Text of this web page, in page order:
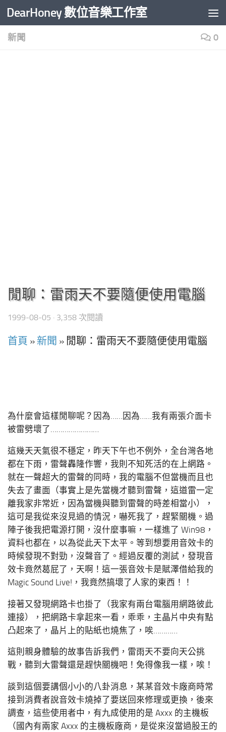
Skip to content
DearHoney 數位音樂工作室
新聞 0
閒聊：雷雨天不要隨便使用電腦
1999-08-05 · 3,358 次閱讀
首頁 » 新聞 » 閒聊：雷雨天不要隨便使用電腦
為什麼會這樣閒聊呢？因為……因為……我有兩張介面卡
被雷劈壞了……………………
這幾天天氣很不穩定，昨天下午也不例外，全台灣各地
都在下雨，雷聲轟隆作響，我則不知死活的在上網路。
就在一聲超大的雷聲的同時，我的電腦不但當機而且也
失去了畫面（事實上是先當機才聽到雷聲，這道雷一定
離我家非常近，因為當機與聽到雷聲的時差相當小），
這可是我從來沒見過的情況，嚇死我了，趕緊關機。過
陣子後我把電源打開，沒什麼事嘛，一樣進了 Win98，
資料也都在，以為從此天下太平。等到想要用音效卡的
時候發現不對勁，沒聲音了。經過反覆的測試，發現音
效卡竟然葛屁了，天啊！這一張音效卡是賦澤借給我的
Magic Sound Live!，我竟然搞壞了人家的東西！！
接著又發現網路卡也掛了（我家有兩台電腦用網路彼此
連接），把網路卡拿起來一看，乖乖，主晶片中央有點
凸起來了，晶片上的貼紙也燒焦了，唉…………
這則親身體驗的故事告訴我們，雷雨天不要向天公挑
戰，聽到大雷聲還是趕快關機吧！免得像我一樣，唉！
談到這個要講個小小的八卦消息，某某音效卡廠商時常
接到消費者說音效卡燒掉了要送回來修理或更換，後來
調查，這些使用者中，有九成使用的是 Axxx 的主機板
（國內有兩家 Axxx 的主機板廠商，是從來沒當過股王的